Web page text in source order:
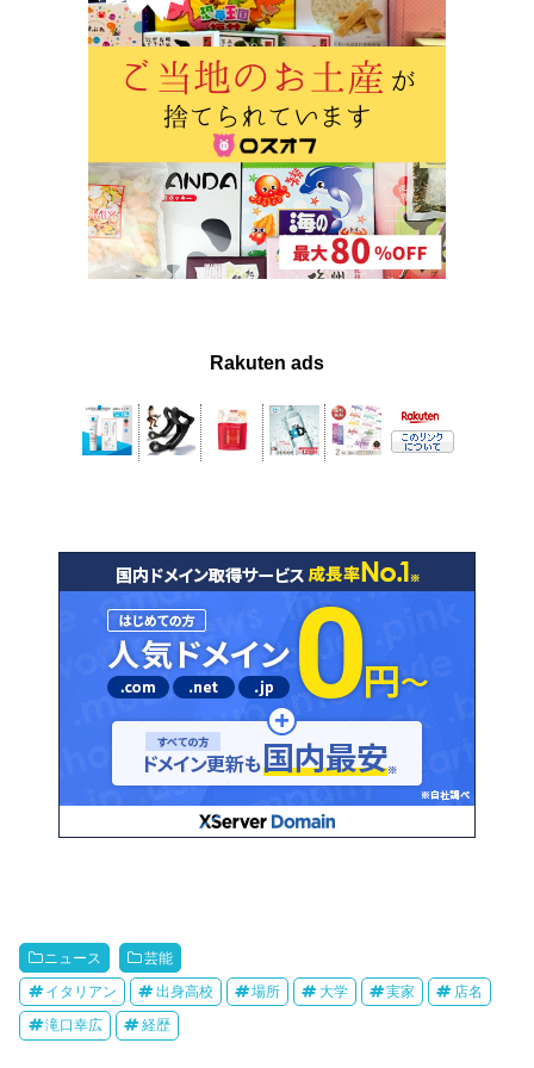
Rakuten ads
ニュース 芸能
イタリアン 出身高校 場所 大学 実家 店名
滝口幸広 経歴